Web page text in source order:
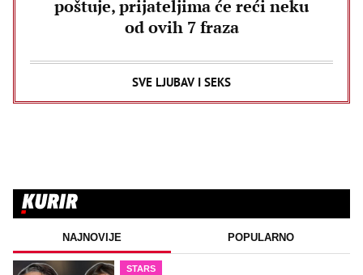
poštuje, prijateljima će reći neku
od ovih 7 fraza
SVE LJUBAV I SEKS
NAJNOVIJE POPULARNO
STARS